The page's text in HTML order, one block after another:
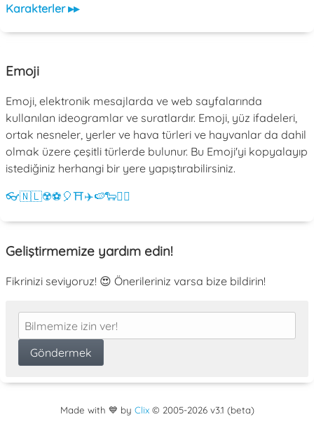
Karakterler ▸▸
Emoji
Emoji, elektronik mesajlarda ve web sayfalarında
kullanılan ideogramlar ve suratlardır. Emoji, yüz ifadeleri,
ortak nesneler, yerler ve hava türleri ve hayvanlar da dahil
olmak üzere çeşitli türlerde bulunur. Bu Emoji'yi kopyalayıp
istediğiniz herhangi bir yere yapıştırabilirsiniz.
👓🇳🇱☢️⚽ 🎈⛩️✈️🍉🐑💁‍♀️
Geliştirmemize yardım edin!
Fikrinizi seviyoruz! 😍 Önerileriniz varsa bize bildirin!
Made with 💙 by Clix© 2005-2026 v3.1 (beta)